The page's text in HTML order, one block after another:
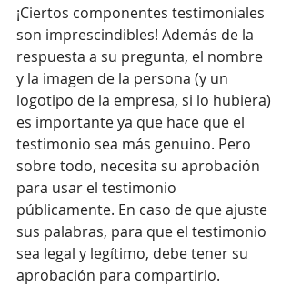
¡Ciertos componentes testimoniales
son imprescindibles! Además de la
respuesta a su pregunta, el nombre
y la imagen de la persona (y un
logotipo de la empresa, si lo hubiera)
es importante ya que hace que el
testimonio sea más genuino. Pero
sobre todo, necesita su aprobación
para usar el testimonio
públicamente. En caso de que ajuste
sus palabras, para que el testimonio
sea legal y legítimo, debe tener su
aprobación para compartirlo.